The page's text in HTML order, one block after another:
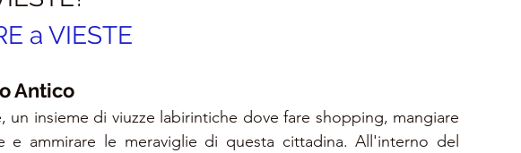
a VIESTE
Antico
un insieme di viuzze labirintiche dove fare shopping, mangiare
e ammirare le meraviglie di questa cittadina. All'interno del